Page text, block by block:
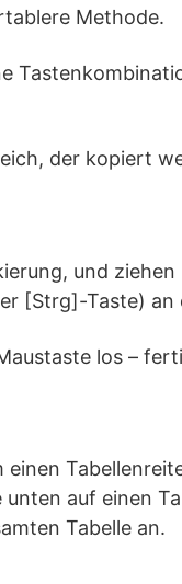
Methode.
der kopiert
und ziehen
[Strg]-Taste) an
los –
auf einen
Tabelle an.